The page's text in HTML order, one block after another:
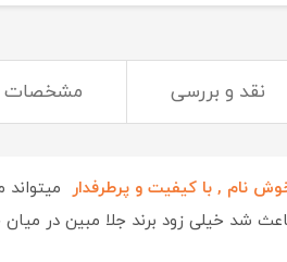
نقد و بررسی مشخصات
نام , با کیفیت و پرطرفدار
شد خیلی زود برند جلا مبین در میان